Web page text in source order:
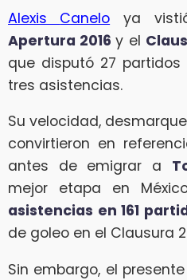
Alexis Canelo ya
Apertura 2016y el
que disputó 27
tres asistencias.
Su velocidad,
convirtieron en
antes de emigrar a
mejor etapa en
asistencias en 161
de goleo en el Clausura
Sin embargo, el